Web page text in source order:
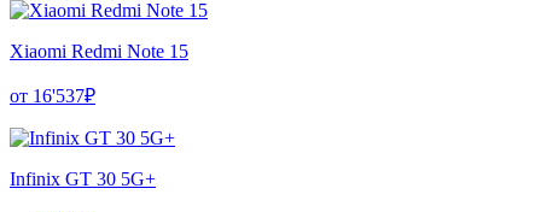
Xiaomi Redmi Note 15
от 16'537₽
Infinix GT 30 5G+